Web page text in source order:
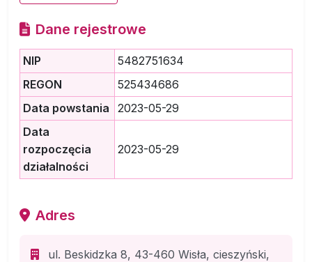
Dane rejestrowe
NIP
5482751634
REGON
525434686
Data powstania
2023-05-29
Data
rozpoczęcia
działalności
2023-05-29
Adres
ul. Beskidzka 8, 43-460 Wisła, cieszyński,